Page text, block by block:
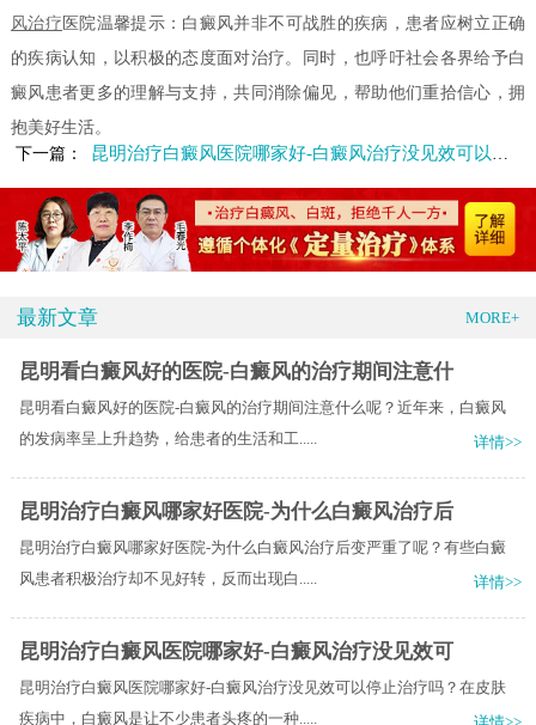
风治疗 医院温馨提示：白癜风并非不可战胜的疾病，患者应树立正确
的疾病认知，以积极的态度面对治疗。同时，也呼吁社会各界给予白
癜风患者更多的理解与支持，共同消除偏见，帮助他们重拾信心，拥
抱美好生活。
下一篇：
昆明治疗白癜风医院哪家好-白癜风治疗没见效可以停止治疗吗
最新文章 MORE+
昆明看白癜风好的医院-白癜风的治疗期间注意什
昆明看白癜风好的医院-白癜风的治疗期间注意什么呢？近年来，白癜风
的发病率呈上升趋势，给患者的生活和工.....
详情>>
昆明治疗白癜风哪家好医院-为什么白癜风治疗后
昆明治疗白癜风哪家好医院-为什么白癜风治疗后变严重了呢？有些白癜
风患者积极治疗却不见好转，反而出现白.....
详情>>
昆明治疗白癜风医院哪家好-白癜风治疗没见效可
昆明治疗白癜风医院哪家好-白癜风治疗没见效可以停止治疗吗？在皮肤
疾病中，白癜风是让不少患者头疼的一种.....